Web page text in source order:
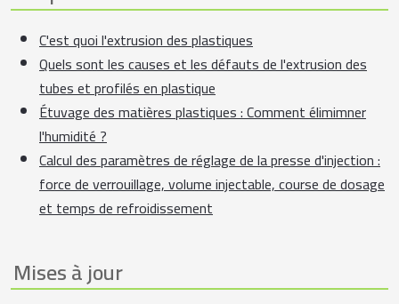
C'est quoi l'extrusion des plastiques
Quels sont les causes et les défauts de l'extrusion des
tubes et profilés en plastique
Étuvage des matières plastiques : Comment élimimner
l'humidité ?
Calcul des paramètres de réglage de la presse d'injection :
force de verrouillage, volume injectable, course de dosage
et temps de refroidissement
Mises à jour